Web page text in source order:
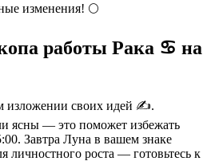
изменения! 🌕
работы Рака ♋️ на
изложении своих идей ✍️.
ясны — это поможет избежать
Завтра Луна в вашем знаке
личностного роста — готовьтесь к